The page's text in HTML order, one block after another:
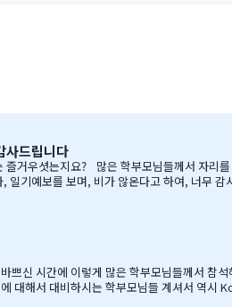
사드립니다
보를 보며, 비가 않온다고 하여, 너무 감사하엿
요하신 생필품(?)이 무
신 시간에 이렇게 많은 학부모님들께서 참
대해서 대비하시는 학부모님들 계셔서 역
음 오픈닝때 당황스러웠지만요~~ 바쁘신